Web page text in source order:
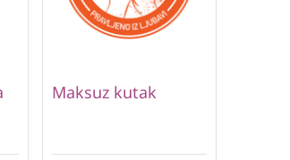
Maksuz kutak